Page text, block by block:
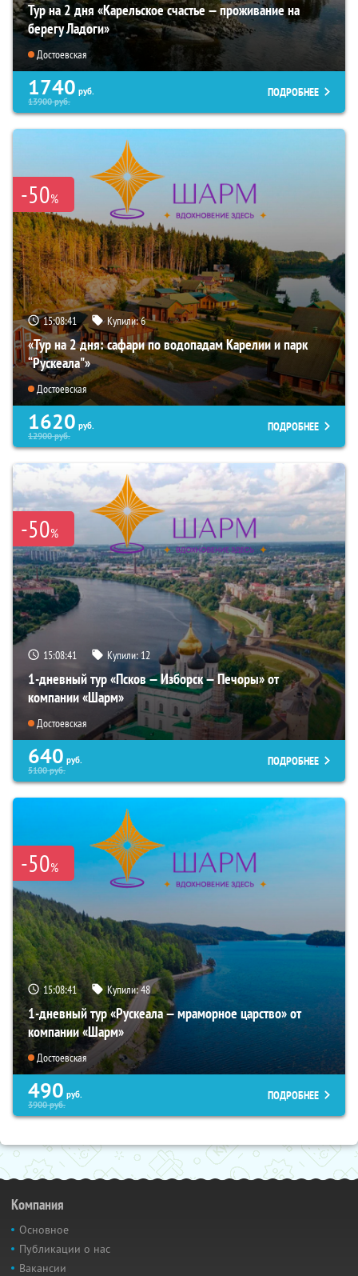
Тур на 2 дня «Карельское счастье — проживание на
берегу Ладоги»
Достоевская
1740 руб.
13900руб.
ПОДРОБНЕЕ
-50%
15:08:40 Купили:6
«Тур на 2 дня: сафари по водопадам Карелии и парк
“Рускеала"»
Достоевская
1620 руб.
12900руб.
ПОДРОБНЕЕ
-50%
15:08:40 Купили:12
1-дневный тур «Псков — Изборск — Печоры» от
компании «Шарм»
Достоевская
640 руб.
5100руб.
ПОДРОБНЕЕ
-50%
15:08:40 Купили:48
1-дневный тур «Рускеала — мраморное царство» от
компании «Шарм»
Достоевская
490 руб.
3900руб.
ПОДРОБНЕЕ
Компания
Основное
Публикации о нас
Вакансии